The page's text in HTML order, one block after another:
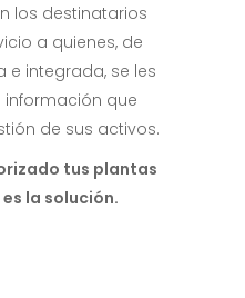
los destinatarios
a quienes, de
e integrada, se les
información que
de sus activos.
tus plantas
la solución.